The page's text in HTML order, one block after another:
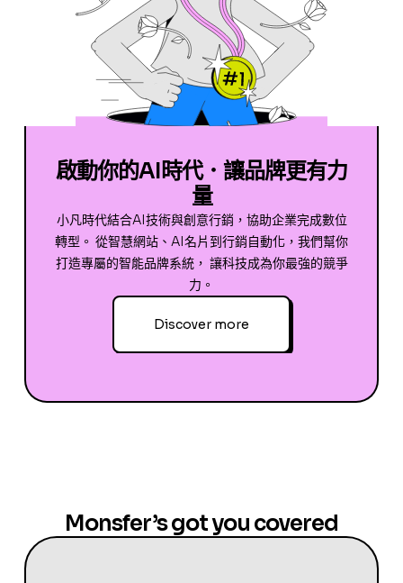
啟動你的AI時代．讓品牌更有力
量
小凡時代結合AI技術與創意行銷，協助企業完成數位
轉型。 從智慧網站、AI名片到行銷自動化，我們幫你
打造專屬的智能品牌系統， 讓科技成為你最強的競爭
力。
Discover more
Monsfer’s got you covered